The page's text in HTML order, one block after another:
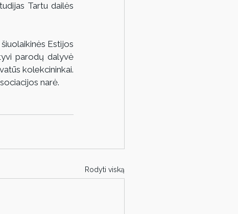
Tartu dailės
Estijos
parodų dalyvė
kolekcininkai.
narė.
Rodyti viską